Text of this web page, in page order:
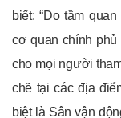
biết: “Do tầm
cơ quan chính phủ
cho mọi người
chẽ tại các địa
biệt là Sân vận